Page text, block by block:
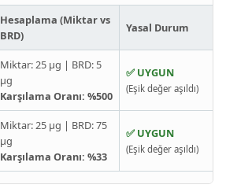
Hesaplama (Miktar vs
BRD)
Yasal Durum
Miktar: 25 µg | BRD: 5
µg
Karşılama Oranı: %500
✅ UYGUN
(Eşik değer aşıldı)
Miktar: 25 µg | BRD: 75
µg
Karşılama Oranı: %33
✅ UYGUN
(Eşik değer aşıldı)